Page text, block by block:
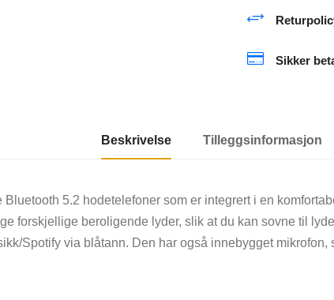
og
Hvit
+
 Sikker
Beskrivelse Tilleggsinformasjon
Bluetooth 5.2 hodetelefoner som er integrert i en
forskjellige beroligende lyder, slik at du kan sovne til
Spotify via blåtann. Den har også innebygget